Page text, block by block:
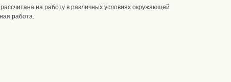
на работу в различных условиях окружающей
работа.